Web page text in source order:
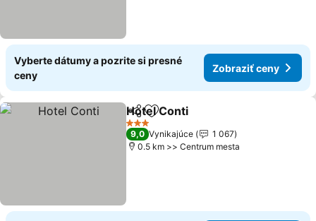
Vyberte dátumy a pozrite si presné
ceny
Zobraziť ceny
ZdieľaťPridať do obľúbených
Hotel Conti
3 Počet hviezdičiek
9,0 Vynikajúce
1 067
0.5 km >> Centrum mesta